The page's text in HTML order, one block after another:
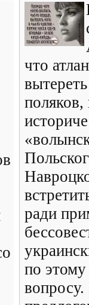
что
ради
по